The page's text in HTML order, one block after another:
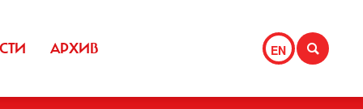
EN
АРХИВ